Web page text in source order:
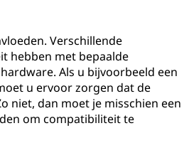
Verschillende
hebben met bepaalde
Als u bijvoorbeeld een
u ervoor zorgen dat de
niet, dan moet je misschien een
om compatibiliteit te